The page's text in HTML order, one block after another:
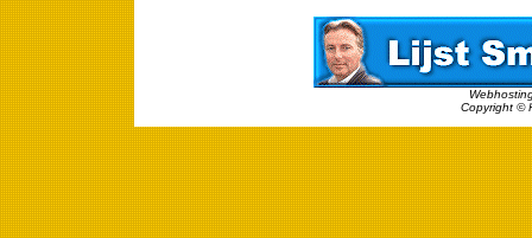
Copyright ©